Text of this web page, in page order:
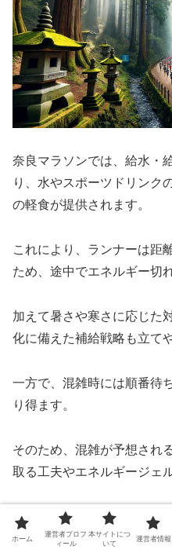
奈良マラソンでは、給水・
り、水やスポーツドリンク
の軽食が提供されます。
これにより、ランナーは距
ため、途中でエネルギー切
加えて暑さや寒さに応じた
化に備えた補給戦略も立て
一方で、混雑時には順番待
り得ます。
そのため、混雑が予想され
取る工夫やエネルギージェ
こうした補給の仕組みを理
力配分がしやすくなります。
ホーム
運営者プロフ
ィール
本サイトにつ
いて
運営者情報